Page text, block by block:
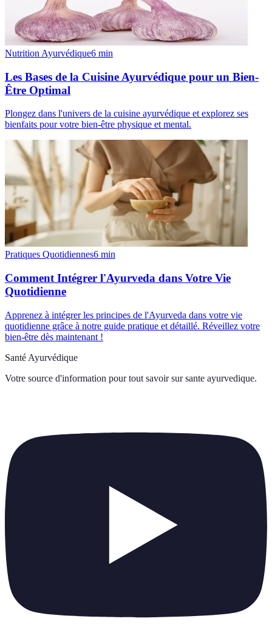
Nutrition Ayurvédique6 min
Les Bases de la Cuisine Ayurvédique pour un Bien-
Être Optimal
Plongez dans l'univers de la cuisine ayurvédique et explorez ses
bienfaits pour votre bien-être physique et mental.
Pratiques Quotidiennes6 min
Comment Intégrer l'Ayurveda dans Votre Vie
Quotidienne
Apprenez à intégrer les principes de l'Ayurveda dans votre vie
quotidienne grâce à notre guide pratique et détaillé. Réveillez votre
bien-être dès maintenant !
Santé Ayurvédique
Votre source d'information pour tout savoir sur sante ayurvedique.